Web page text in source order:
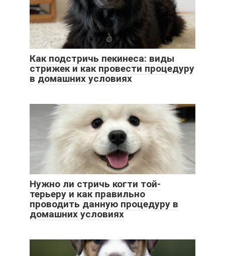
Как подстричь пекинеса: виды
стрижек и как провести процедуру
в домашних условиях
Нужно ли стричь когти той-
терьеру и как правильно
проводить данную процедуру в
домашних условиях